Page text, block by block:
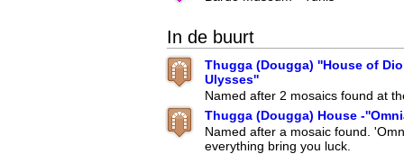
In de buurt
Thugga (Dougga) ''House of
Ulysses''
Named after 2 mosaics found at
Thugga (Dougga) House -
Named after a mosaic found.
everything bring you luck.